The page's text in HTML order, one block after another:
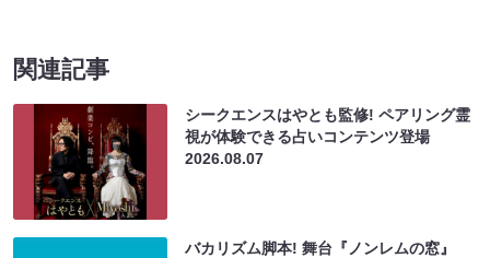
関連記事
シークエンスはやとも監修! ペアリング霊
視が体験できる占いコンテンツ登場
2026.08.07
バカリズム脚本! 舞台『ノンレムの窓』